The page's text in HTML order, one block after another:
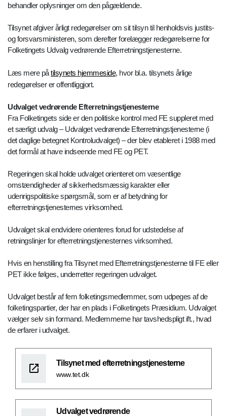
behandler oplysninger om den pågældende.
Tilsynet afgiver årligt redegørelser om sit tilsyn til henholdsvis justits-
og forsvarsministeren, som derefter forelægger redegørelserne for
Folketingets Udvalg vedrørende Efterretningstjenesterne.
Læs mere påtilsynets hjemmeside, hvor bl.a. tilsynets årlige
redegørelser er offentliggjort.
Udvalget vedrørende Efterretningstjenesterne
Fra Folketingets side er den politiske kontrol med FE suppleret med
et særligt udvalg – Udvalget vedrørende Efterretningstjenesterne (i
det daglige betegnet Kontroludvalget) – der blev etableret i 1988 med
det formål at have indseende med FE og PET.
Regeringen skal holde udvalget orienteret om væsentlige
omstændigheder af sikkerhedsmæssig karakter eller
udenrigspolitiske spørgsmål, som er af betydning for
efterretningstjenesternes virksomhed.
Udvalget skal endvidere orienteres forud for udstedelse af
retningslinjer for efterretningstjenesternes virksomhed.
Hvis en henstilling fra Tilsynet med Efterretningstjenesterne til FE eller
PET ikke følges, underretter regeringen udvalget.
Udvalget består af fem folketingsmedlemmer, som udpeges af de
folketingspartier, der har en plads i Folketingets Præsidium. Udvalget
vælger selv sin formand. Medlemmerne har tavshedspligt ift., hvad
de erfarer i udvalget.
Tilsynet med efterretningstjenesterne
www.tet.dk
Udvalget vedrørende